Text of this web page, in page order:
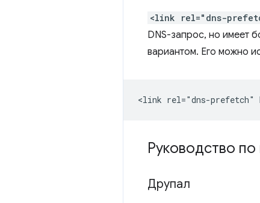
<link rel="dns-
DNS-запрос, но имеет
вариантом. Его можно
Руководство
Друпал